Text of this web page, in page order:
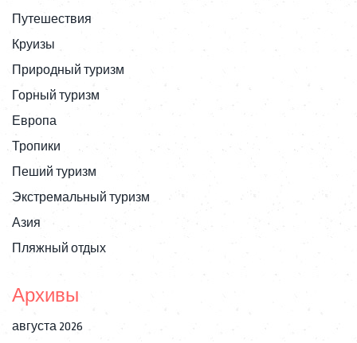
Путешествия
Круизы
Природный туризм
Горный туризм
Европа
Тропики
Пеший туризм
Экстремальный туризм
Азия
Пляжный отдых
Архивы
августа 2026